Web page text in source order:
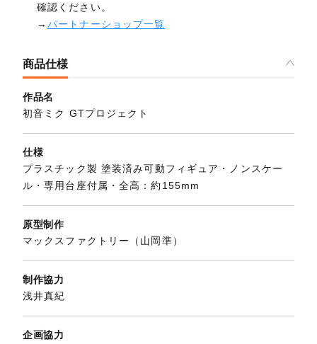
確認ください。
→パートナーショップ一覧
商品仕様
作品名
初音ミク GTプロジェクト
仕様
プラスチック製 塗装済み可動フィギュア・ノンスケー
ル・専用台座付属・全高：約155mm
原型制作
マックスファクトリー（山岡準）
制作協力
浅井真紀
企画協力